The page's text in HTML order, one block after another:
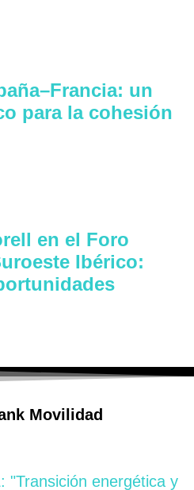
un
para la cohesión
en el Foro
Ibérico:
Movilidad